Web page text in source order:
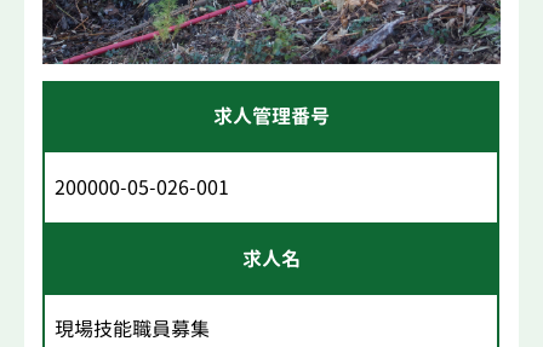
求人管理番号
200000-05-026-001
求人名
現場技能職員募集